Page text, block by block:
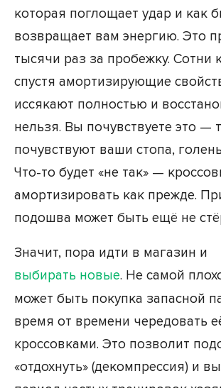
которая поглощает удар и как
возвращает вам энергию. Это
тысячи раз за пробежку. Сотни
спустя амортизирующие
иссякают полностью и
нельзя. Вы почувствуете это —
почувствуют ваши стопа,
Что-то будет «не так» —
амортизировать как прежде.
подошва может быть ещё не
Значит, пора идти в магазин и
выбирать новые. Не самой
может быть покупка запасной
время от времени чередовать
кроссовками. Это позволит
«отдохнуть» (декомпрессия) и